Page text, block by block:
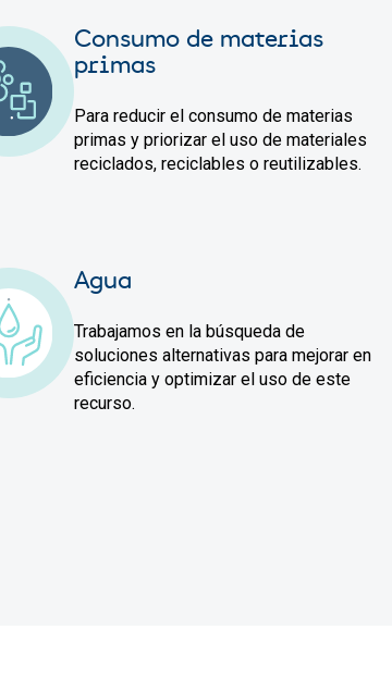
Consumo de materias
primas
Para reducir el consumo de materias
primas y priorizar el uso de materiales
reciclados, reciclables o reutilizables.
Agua
Trabajamos en la búsqueda de
soluciones alternativas para mejorar en
eficiencia y optimizar el uso de este
recurso.